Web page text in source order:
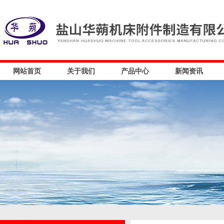
网站首页 关于我们 产品中心 新闻资讯